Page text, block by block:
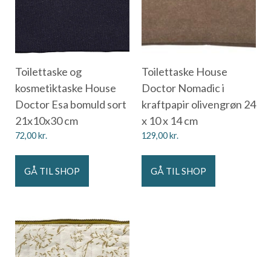
Toilettaske og
kosmetiktaske House
Doctor Esa bomuld sort
21x10x30 cm
72,00kr.
GÅ TIL SHOP
Toilettaske House
Doctor Nomadic i
kraftpapir olivengrøn 24
x 10 x 14 cm
129,00kr.
GÅ TIL SHOP